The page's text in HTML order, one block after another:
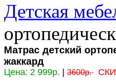
Детская
Матрас детский
жаккард
Цена: 2 999р. 3600р.